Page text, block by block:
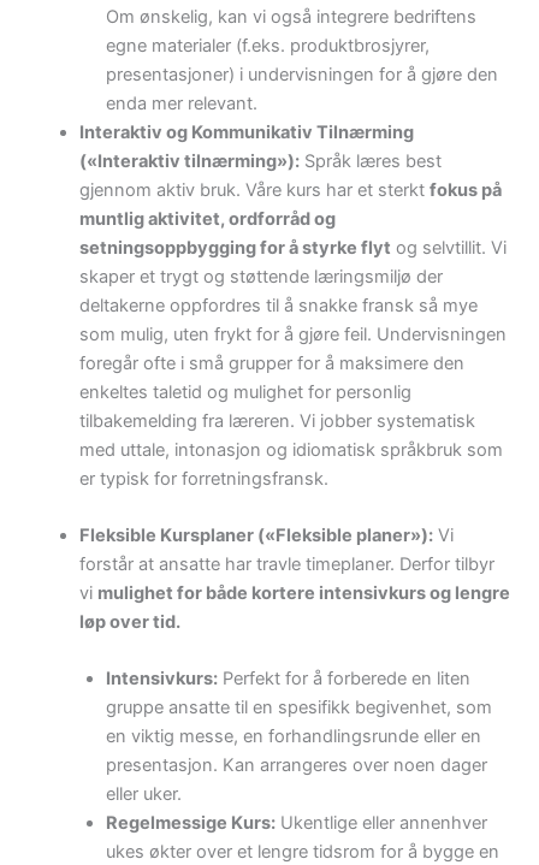
Om ønskelig, kan vi også integrere bedriftens
egne materialer (f.eks. produktbrosjyrer,
presentasjoner) i undervisningen for å gjøre den
enda mer relevant.
Interaktiv og Kommunikativ Tilnærming
(«Interaktiv tilnærming»): Språk læres best
gjennom aktiv bruk. Våre kurs har et sterktfokus på
muntlig aktivitet, ordforråd og
setningsoppbygging for å styrke flyt og selvtillit. Vi
skaper et trygt og støttende læringsmiljø der
deltakerne oppfordres til å snakke fransk så mye
som mulig, uten frykt for å gjøre feil. Undervisningen
foregår ofte i små grupper for å maksimere den
enkeltes taletid og mulighet for personlig
tilbakemelding fra læreren. Vi jobber systematisk
med uttale, intonasjon og idiomatisk språkbruk som
er typisk for forretningsfransk.
Fleksible Kursplaner («Fleksible planer»): Vi
forstår at ansatte har travle timeplaner. Derfor tilbyr
vi mulighet for både kortere intensivkurs og lengre
løp over tid.
Intensivkurs: Perfekt for å forberede en liten
gruppe ansatte til en spesifikk begivenhet, som
en viktig messe, en forhandlingsrunde eller en
presentasjon. Kan arrangeres over noen dager
eller uker.
Regelmessige Kurs: Ukentlige eller annenhver
ukes økter over et lengre tidsrom for å bygge en